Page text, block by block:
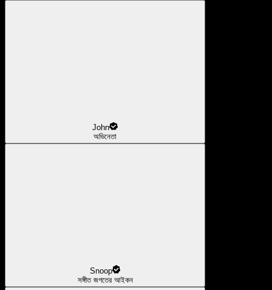
John
অভিনেতা
Snoop
সঙ্গীত জগতের আইকন